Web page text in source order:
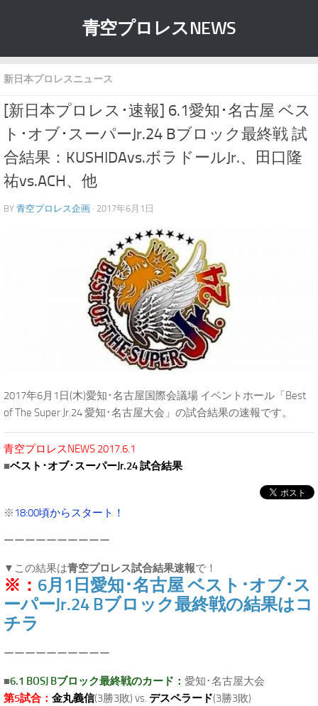
青空プロレスNEWS
新日本プロレスニュース
[新日本プロレス･速報] 6.1愛知･名古屋 ベス
ト･オブ･スーパーJr.24 Bブロック最終戦 試
合結果：KUSHIDAvs.ボラドールJr.、田口隆
祐vs.ACH、他
BY 青空プロレス企画 · 2017年6月1日
2017年6月1日(木)愛知･名古屋国際会議場 イベントホール「Best
of The Super Jr.24 愛知･名古屋大会」の試合結果の速報です。
青空プロレスNEWS 2017.6.1
■ベスト･オブ･スーパーJr.24 試合結果
※ 18:00頃からスタート！
ーーーーーーーーーー
▼この結果は青空プロレス試合結果速報で！
※： 6月1日愛知･名古屋 ベスト･オブ･ス
ーパーJr.24 Bブロック最終戦の結果はコ
チラ
ーーーーーーーーーー
■6.1 BOSJ Bブロック最終戦のカード： 愛知･名古屋大会
第5試合： 金丸義信(3勝3敗) vs. デスペラード(3勝3敗)